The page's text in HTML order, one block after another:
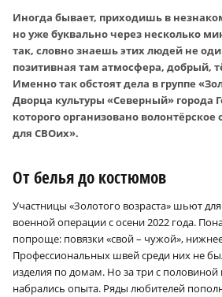
Иногда бывает, приходишь в
но уже буквально через несколько
так, словно знаешь этих людей не
позитивная там атмосфера, добрый,
Именно так обстоят дела в группе
Дворца культуры «Северный» города
которого организовано
для СВОих».
От белья до костюмов
Участницы «Золотого возраста» шьют
военной операции с осени 2022 года.
попроще: повязки «свой – чужой»,
Профессиональных швей среди них не
изделия по домам. Но за три с половиной
набрались опыта. Ряды любителей